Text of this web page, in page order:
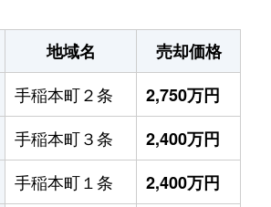
地域名
売却価格
手稲本町２条
2,750万円
手稲本町３条
2,400万円
手稲本町１条
2,400万円